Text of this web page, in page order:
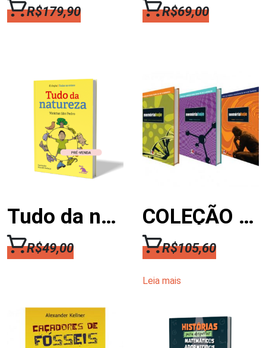
R$179,90 R$69,00
Tudo da natureza
R$49,00
COLEÇÃO MEMÓRIA HOJE
R$105,60
Leia mais